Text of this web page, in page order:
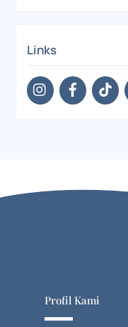
Links
Profil Kami